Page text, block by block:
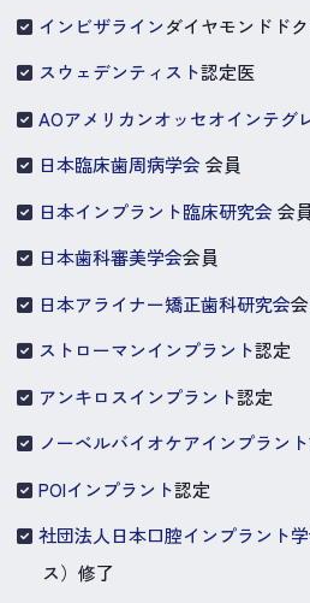
インビザラインダイヤモンドド
スウェデンティスト認定医
AOアメリカンオッセオインテグ
日本臨床歯周病学会会員
日本インプラント臨床研究会会員
日本歯科審美学会会員
日本アライナー矯正歯科研究会
ストローマンインプラント認定
アンキロスインプラント認定
ノーベルバイオケアインプラント
POIインプラント認定
社団法人日本口腔インプラント
ス）修了